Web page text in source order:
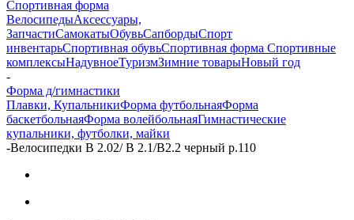
Спортивная форма
ВелосипедыАксессуары,
ЗапчастиСамокатыОбувьСапбордыСпорт
инвентарьСпортивная обувьСпортивная форма Спортивные
комплексыНадувноеТуризмЗимние товарыНовый год
-
Форма д/гимнастики
Плавки, КупальникиФорма футбольнаяФорма
баскетбольнаяФорма волейбольнаяГимнастические
купальники, футболки, майки
-Велосипедки В 2.02/ В 2.1/В2.2 черный р.110